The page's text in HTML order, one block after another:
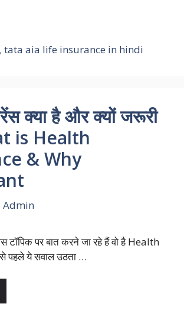
,tata aia life insurance in hindi
क्या है और क्यों जरूरी
is Health
& Why
Admin
टॉपिक पर बात करने जा रहे हैं वो है Health
पहले ये सवाल उठता …